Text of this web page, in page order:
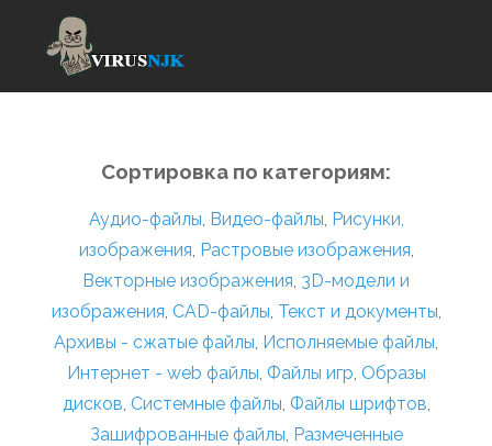
Сортировка по категориям:
Аудио-файлы, Видео-файлы, Рисунки,
изображения, Растровые изображения,
Векторные изображения, 3D-модели и
изображения, CAD-файлы, Текст и документы,
Архивы - сжатые файлы, Исполняемые файлы,
Интернет - web файлы, Файлы игр, Образы
дисков, Системные файлы, Файлы шрифтов,
Зашифрованные файлы, Размеченные